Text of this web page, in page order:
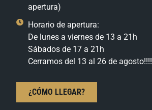
apertura)
Horario de apertura:
De lunes a viernes de 13 a 21h
Sábados de 17 a 21h
Cerramos del 13 al 26 de agosto!!!!
¿CÓMO LLEGAR?